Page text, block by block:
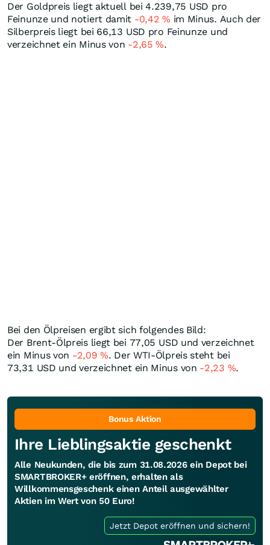
Der Goldpreis liegt aktuell bei 4.239,75 USD pro
Feinunze und notiert damit -0,42% im Minus. Auch der
Silberpreis liegt bei 66,13 USD pro Feinunze und
verzeichnet ein Minus von -2,65%.
Bei den Ölpreisen ergibt sich folgendes Bild:
Der Brent-Ölpreis liegt bei 77,05 USD und verzeichnet
ein Minus von -2,09%. Der WTI-Ölpreis steht bei
73,31 USD und verzeichnet ein Minus von -2,23 %.
Bonus Aktion
Ihre Lieblingsaktie geschenkt
Alle Neukunden, die bis zum 31.08.2026 ein Depot bei
SMARTBROKER+ eröffnen, erhalten als
Willkommensgeschenk einen Anteil ausgewählter
Aktien im Wert von 50 Euro!
Jetzt Depot eröffnen und sichern!